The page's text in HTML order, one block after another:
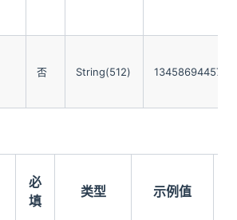
否 String(512)
必
填
类型 示例值